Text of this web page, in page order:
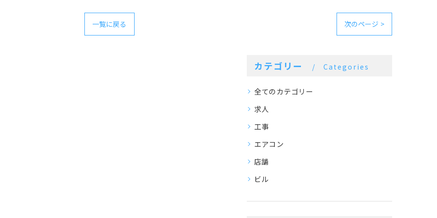
一覧に戻る 次のページ >
カテゴリー Categories
全てのカテゴリー
求人
工事
エアコン
店舗
ビル